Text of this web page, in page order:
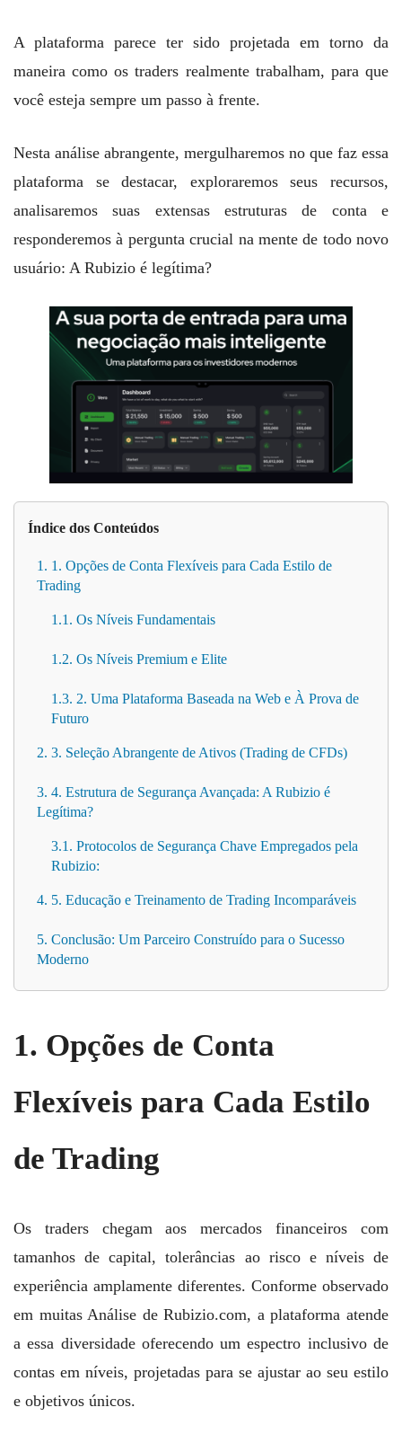
A plataforma parece ter sido projetada em torno da
maneira como os traders realmente trabalham, para que
você esteja sempre um passo à frente.
Nesta análise abrangente, mergulharemos no que faz essa
plataforma se destacar, exploraremos seus recursos,
analisaremos suas extensas estruturas de conta e
responderemos à pergunta crucial na mente de todo novo
usuário: A Rubizio é legítima?
Índice dos Conteúdos
1. 1. Opções de Conta Flexíveis para Cada Estilo de
Trading
1.1. Os Níveis Fundamentais
1.2. Os Níveis Premium e Elite
1.3. 2. Uma Plataforma Baseada na Web e À Prova de
Futuro
2. 3. Seleção Abrangente de Ativos (Trading de CFDs)
3. 4. Estrutura de Segurança Avançada: A Rubizio é
Legítima?
3.1. Protocolos de Segurança Chave Empregados pela
Rubizio:
4. 5. Educação e Treinamento de Trading Incomparáveis
5. Conclusão: Um Parceiro Construído para o Sucesso
Moderno
1. Opções de Conta
Flexíveis para Cada Estilo
de Trading
Os traders chegam aos mercados financeiros com
tamanhos de capital, tolerâncias ao risco e níveis de
experiência amplamente diferentes. Conforme observado
em muitas Análise de Rubizio.com, a plataforma atende
a essa diversidade oferecendo um espectro inclusivo de
contas em níveis, projetadas para se ajustar ao seu estilo
e objetivos únicos.